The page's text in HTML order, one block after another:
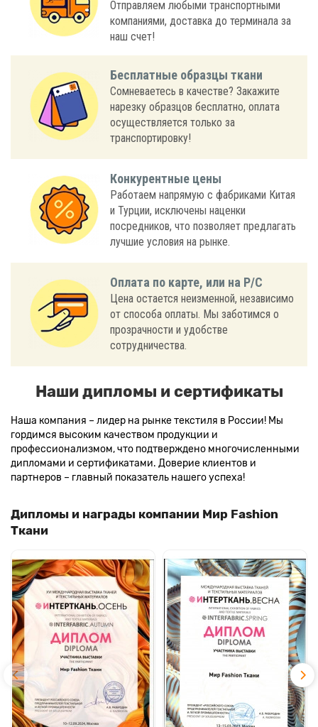
Отправляем любыми транспортными
компаниями, доставка до терминала за
наш счет!
Бесплатные образцы ткани
Сомневаетесь в качестве? Закажите
нарезку образцов бесплатно, оплата
осуществляется только за
транспортировку!
Конкурентные цены
Работаем напрямую с фабриками Китая
и Турции, исключены наценки
посредников, что позволяет предлагать
лучшие условия на рынке.
Оплата по карте, или на Р/С
Цена остается неизменной, независимо
от способа оплаты. Мы заботимся о
прозрачности и удобстве
сотрудничества.
Наши дипломы и сертификаты
Наша компания – лидер на рынке текстиля в России! Мы
гордимся высоким качеством продукции и
профессионализмом, что подтверждено многочисленными
дипломами и сертификатами. Доверие клиентов и
партнеров – главный показатель нашего успеха!
Дипломы и награды компании Мир Fashion
Ткани